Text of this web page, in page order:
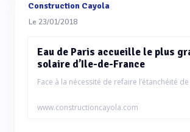
Construction Cayola
Le 23/01/2018
Eau de Paris accueille le plus
solaire d’Ile-de-France
Face à la nécessité de refaire l’étanchéité de
www.constructioncayola.com